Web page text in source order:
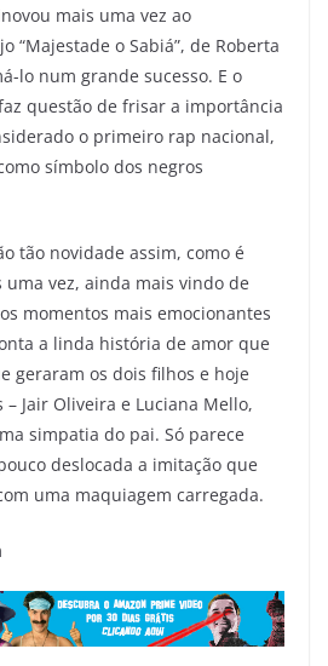
mais uma vez ao
“Majestade o Sabiá”, de Roberta
lo num grande sucesso. E o
questão de frisar a importância
o primeiro rap nacional,
símbolo dos negros
tão novidade assim, como é
uma vez, ainda mais vindo de
momentos mais emocionantes
a linda história de amor que
geraram os dois filhos e hoje
Jair Oliveira e Luciana Mello,
simpatia do pai. Só parece
deslocada a imitação que
uma maquiagem carregada.